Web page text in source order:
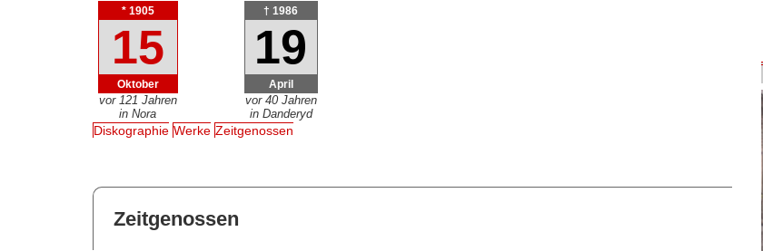
* 1905
15
Oktober
vor 121 Jahren
in Nora
† 1986
19
April
vor 40 Jahren
in Danderyd
Diskographie Werke Zeitgenossen
Zeitgenossen